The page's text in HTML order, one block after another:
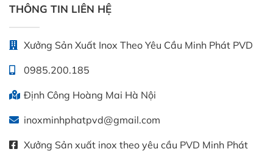
THÔNG TIN LIÊN HỆ
Xưởng Sản Xuất Inox Theo Yêu Cầu Minh Phát PVD
0985.200.185
Định Công Hoàng Mai Hà Nội
inoxminhphatpvd@gmail.com
Xưởng Sản xuất inox theo yêu cầu PVD Minh Phát